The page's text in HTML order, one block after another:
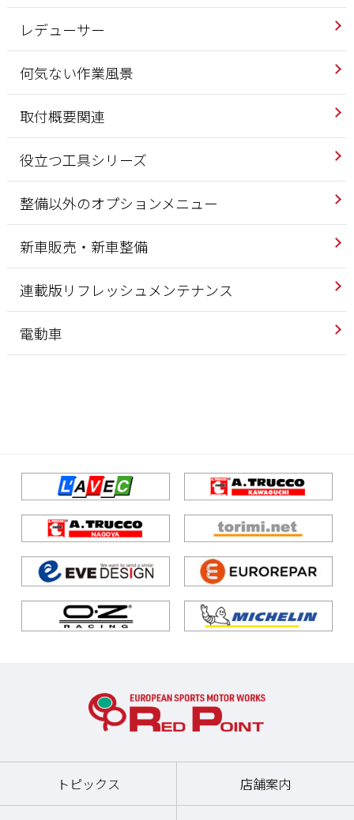
レデューサー
何気ない作業風景
取付概要関連
役立つ工具シリーズ
整備以外のオプションメニュー
新車販売・新車整備
連載版リフレッシュメンテナンス
電動車
トピックス 店舗案内